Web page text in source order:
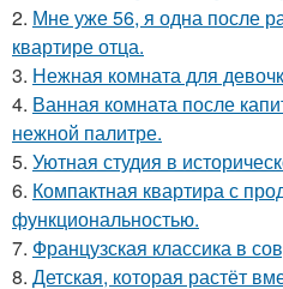
2. Мне уже 56, я одна после
квартире отца.
3. Нежная комната для
4. Ванная комната после
нежной палитре.
5. Уютная студия в
6. Компактная квартира с
функциональностью.
7. Французская классика в
8. Детская, которая растёт